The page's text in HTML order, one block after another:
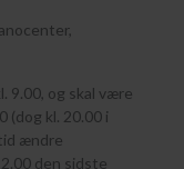
9.00, og skal være
(dog kl. 20.00 i
ændre
den sidste